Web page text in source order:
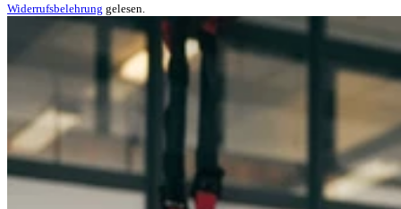
Widerrufsbelehrung gelesen.